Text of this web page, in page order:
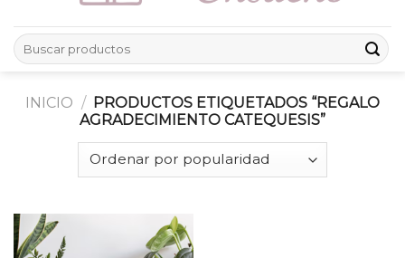
Buscar
por:
INICIO / PRODUCTOS ETIQUETADOS “REGALO
AGRADECIMIENTO CATEQUESIS”